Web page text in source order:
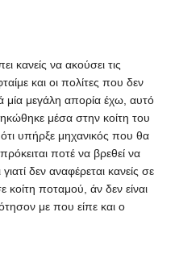
κανείς να ακούσει τις
και οι πολίτες που δεν
μεγάλη απορία έχω, αυτό
μέσα στην κοίτη του
υπήρξε μηχανικός που θα
ποτέ να βρεθεί να
δεν αναφέρεται κανείς σε
ποταμού, άν δεν είναι
με που είπε και ο